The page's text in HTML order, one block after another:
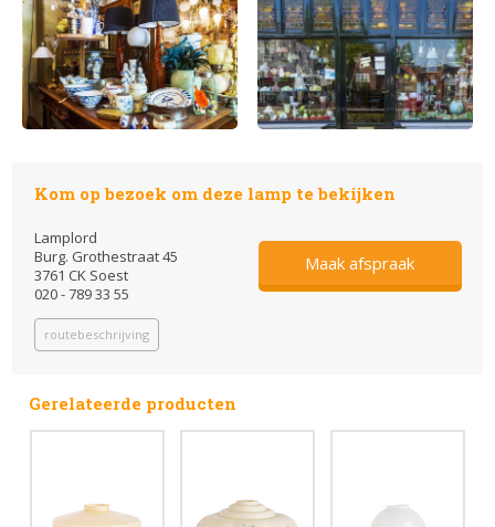
Kom op bezoek om deze lamp te bekijken
Lamplord
Burg. Grothestraat 45
3761 CK Soest
020 - 789 33 55
routebeschrijving
Maak afspraak
Gerelateerde producten